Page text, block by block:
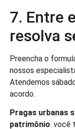
7. Entre
resolva
Preencha o
nossos
Atendemos
acordo.
Pragas urbanas
patrimônio. você